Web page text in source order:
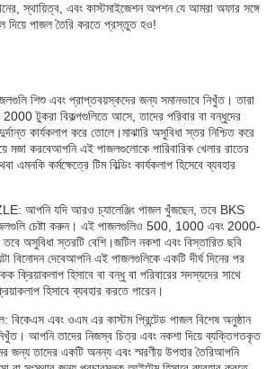
স্থায়িত্ব, এবং কাস্টমাইজেশন অপশন যে আমরা অফার সঙ্গে
দিয়ে পাজল তৈরি করতে প্রস্তুত হও!
শিশু এবং প্রাপ্তবয়স্কদের জন্য সমানভাবে নিখুঁত। তারা
টুকরা বিকল্পগুলিতে আসে, তাদের পরিবার বা বন্ধুদের
কার্যকলাপ করে তোলে।মাঝারি অসুবিধা স্তর নিশ্চিত করে
মজা করবেআপনি এই পাজলগুলোকে পারিবারিক খেলার রাতের
এমনকি কর্মক্ষেত্রে টিম বিল্ডিং কার্যকলাপ হিসেবে ব্যবহার
আপনি যদি আরও চ্যালেঞ্জিং পাজল খুঁজছেন, তবে BKS
চেষ্টা করুন। এই পাজলগুলিও 500, 1000 এবং 2000-
অসুবিধা স্তরটি বেশি।জটিল নকশা এবং বিস্তারিত ছবি
বিনোদন দেবেআপনি এই পাজলগুলিকে একটি দীর্ঘ দিনের পর
ক্রিয়াকলাপ হিসাবে বা বন্ধু বা পরিবারের সদস্যদের সাথে
হিসাবে ব্যবহার করতে পারেন।
বিকেএস এবং ওএম এর কাস্টম প্রিন্টেড পাজল বিশেষ অনুষ্ঠান
আপনি তাদের নিজস্ব চিত্র এবং নকশা দিয়ে ব্যক্তিগতকৃত
জন্য তাদের একটি অনন্য এবং স্মরণীয় উপহার তৈরিআপনি